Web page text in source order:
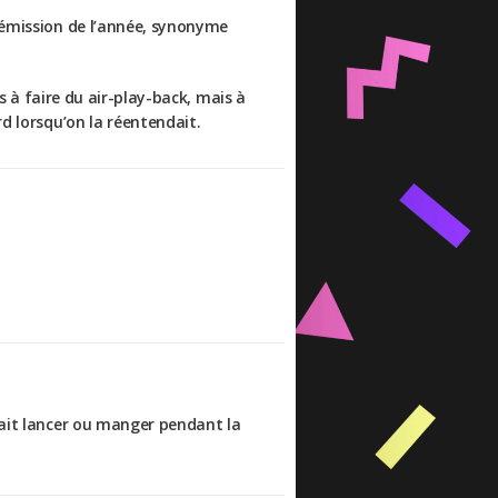
de l’année, synonyme
à faire du air-play-back, mais à
lorsqu’on la réentendait.
lancer ou manger pendant la